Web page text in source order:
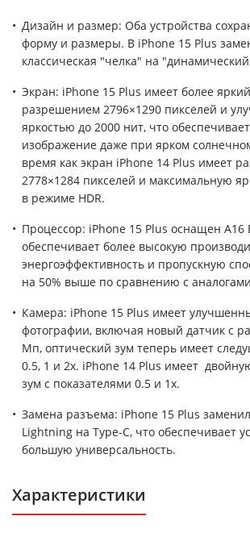
Дизайн и размер: Оба устройства
форму и размеры. В iPhone 15 Plus
классическая "челка" на
Экран: iPhone 15 Plus имеет более
разрешением 2796×1290 пикселей и
яркостью до 2000 нит, что
изображение даже при ярком
время как экран iPhone 14 Plus имеет
2778×1284 пикселей и максимальную
в режиме HDR.
Процессор: iPhone 15 Plus оснащен A16
обеспечивает более высокую
энергоэффективность и пропускную
на 50% выше по сравнению с
Камера: iPhone 15 Plus имеет
фотографии, включая новый датчик с
Мп, оптический зум теперь имеет
0.5, 1 и 2x. iPhone 14 Plus имеет
зум с показателями 0.5 и 1x.
Замена разъема: iPhone 15 Plus
Lightning на Type-C, что обеспечивает
большую универсальность.
Характеристики